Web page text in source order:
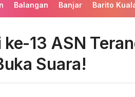
Balangan Banjar Barito
ke-13 ASN
Suara!